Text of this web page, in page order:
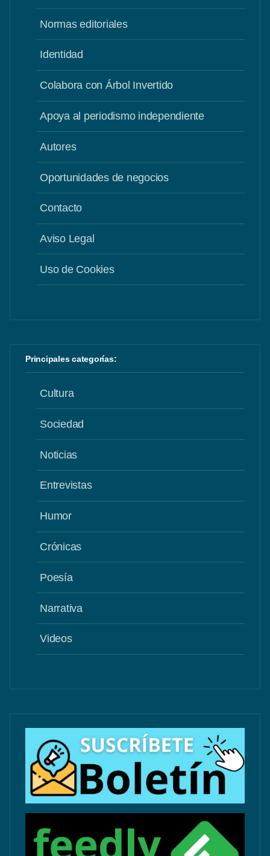
Normas editoriales
Identidad
Colabora con Árbol Invertido
Apoya al periodismo independiente
Autores
Oportunidades de negocios
Contacto
Aviso Legal
Uso de Cookies
Principales categorías:
Cultura
Sociedad
Noticias
Entrevistas
Humor
Crónicas
Poesía
Narrativa
Videos